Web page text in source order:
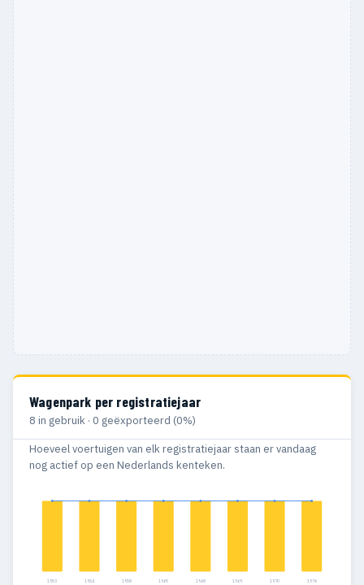
Wagenpark per registratiejaar
8 in gebruik · 0 geëxporteerd (0%)
Hoeveel voertuigen van elk registratiejaar staan er vandaag
nog actief op een Nederlands kenteken.
1953 1954 1958 1965 1968 1969 1970 1976